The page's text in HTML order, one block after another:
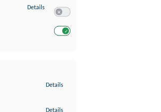
Details zu Entwicklung und Verbesserung der Angebote
Details
Details